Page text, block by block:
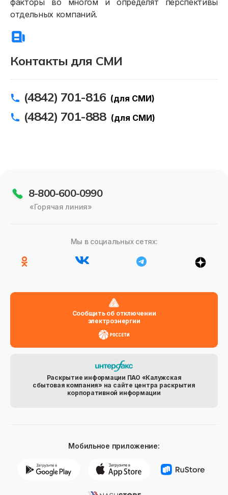
Контакты для СМИ
(4842) 701-816 (для СМИ)
(4842) 701-888 (для СМИ)
факторы во многом и определят перспективы
отдельных компаний.
8-800-600-0990
«Горячая линия»
Мы в социальных сетях:
Сообщить об отключении
электроэнергии
Раскрытие информации ПАО «Калужская
сбытовая компания» на сайте центра раскрытия
корпоративной информации
Мобильное приложение: